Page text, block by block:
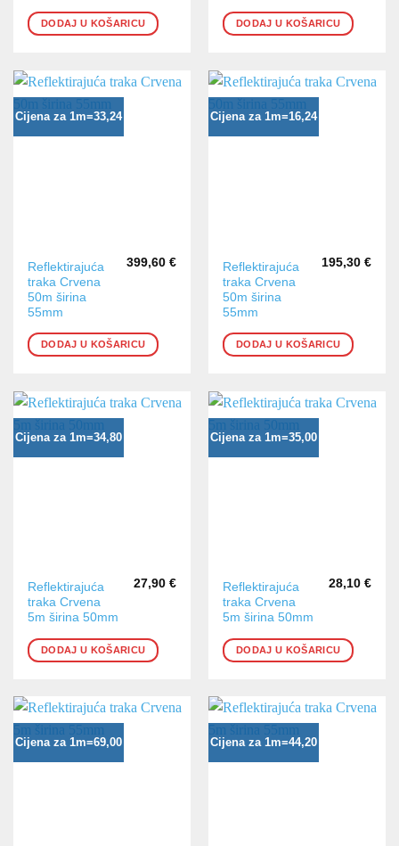
DODAJ U KOŠARICU DODAJ U KOŠARICU
Cijena za 1m=33,24
Reflektirajuća
traka Crvena
50m širina
55mm
399,60 €
DODAJ U KOŠARICU
Cijena za 1m=16,24
Reflektirajuća
traka Crvena
50m širina
55mm
195,30 €
DODAJ U KOŠARICU
Cijena za 1m=34,80
Reflektirajuća
traka Crvena
5m širina 50mm
27,90 €
DODAJ U KOŠARICU
Cijena za 1m=35,00
Reflektirajuća
traka Crvena
5m širina 50mm
28,10 €
DODAJ U KOŠARICU
Cijena za 1m=69,00 Cijena za 1m=44,20